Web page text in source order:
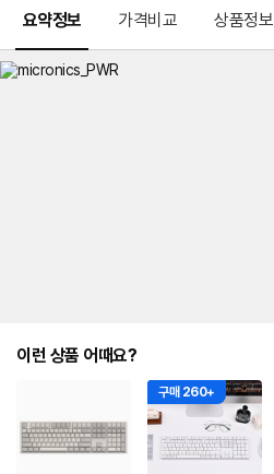
요약정보 가격비교 상품정보
이런 상품 어때요?
구매 260+